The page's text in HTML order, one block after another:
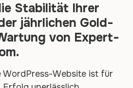
Stabilität Ihrer
jährlichen Gold-
von Expert-
WordPress-Website ist für